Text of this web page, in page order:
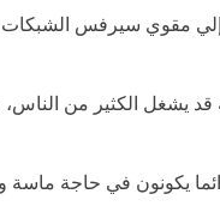
إلي مقوي سيرفس
الكثير من الناس،
يكونون في حاجة